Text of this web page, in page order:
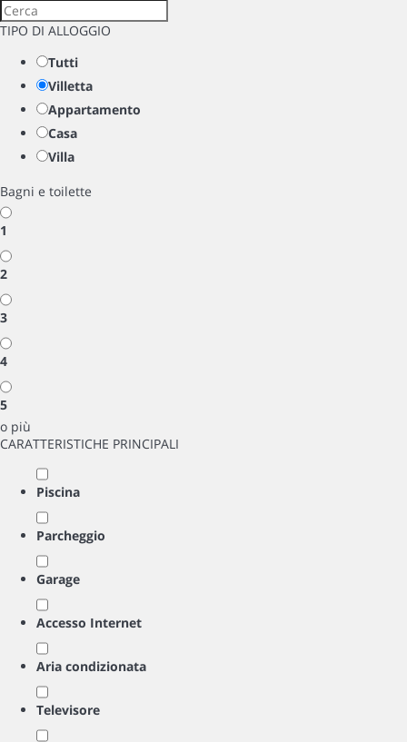
TIPO DI ALLOGGIO
Tutti
Villetta
Appartamento
Casa
Villa
Bagni e toilette
1
2
3
4
5
o più
CARATTERISTICHE PRINCIPALI
Piscina
Parcheggio
Garage
Accesso Internet
Aria condizionata
Televisore